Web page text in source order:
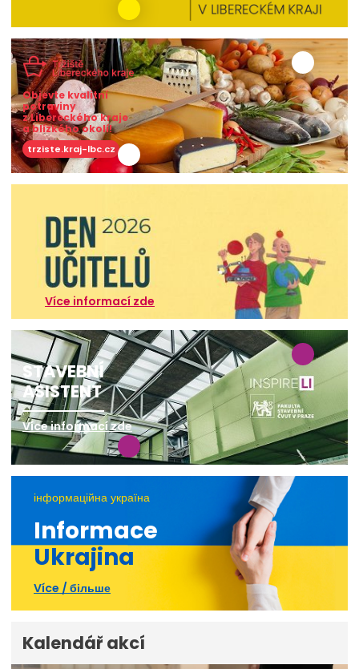
Objevte kvalitní
potraviny
z Libereckého kraje
a blízkého okolí!
trziste.kraj-lbc.cz
Více informací zde
STAVEBNÍ
ASISTENT
Více informací zde
інформаційна україна
Informace
Ukrajina
Více / більше
Kalendář akcí